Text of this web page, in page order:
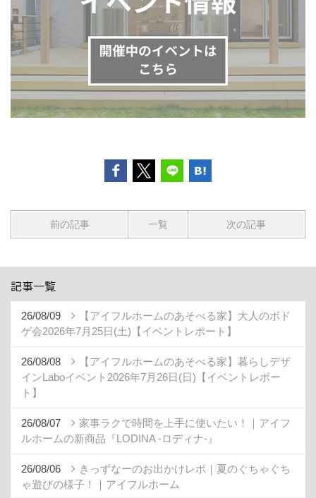
前の記事 一覧 次の記事
記事一覧
26/08/09
【アイフルホームのあそべる家】大人のボド
ゲ会2026年7月25日(土)【イベントレポート】
26/08/08
【アイフルホームのあそべる家】暮らしデザ
インLaboイベント2026年7月26日(日)【イベントレポー
ト】
26/08/07
家事ラクで時間を上手に使いたい！｜アイフ
ルホームの新商品『LODINA -ロディナ-』
26/08/06
きっずなーのお出かけレポ｜夏のぐちゃぐち
ゃ遊びの様子！｜アイフルホーム